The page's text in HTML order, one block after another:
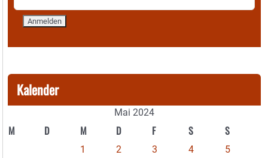
Kalender
Mai 2024
M D M D F S S
1 2 3 4
5